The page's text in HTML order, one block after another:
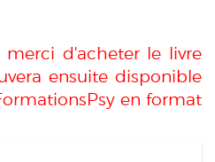
merci d'acheter le livre
ensuite disponible
en format